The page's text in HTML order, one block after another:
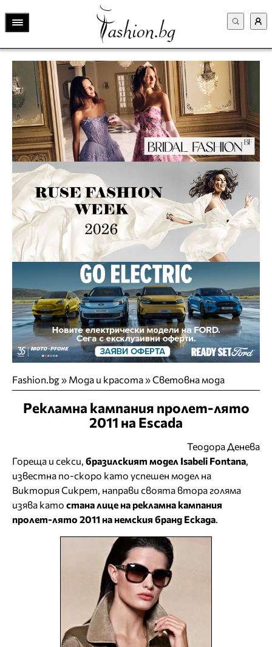
Fashion.bg» Мода и красота»Световна мода
Рекламна кампания пролет-лято
2011 на Escada
Теодора Денева
Гореща и секси, бразилският модел Isabeli Fontana,
известна по-скоро като успешен модел на
Виктория Сикрет, направи своята втора голяма
изява като стана лице на рекламна кампания
пролет-лято 2011 на немския бранд Ескада.